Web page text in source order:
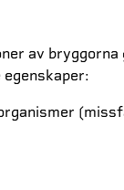
av